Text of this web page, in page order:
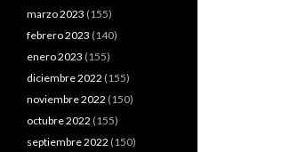
marzo 2023 (155)
febrero 2023 (140)
enero 2023 (155)
diciembre 2022 (155)
noviembre 2022 (150)
octubre 2022 (155)
septiembre 2022 (150)